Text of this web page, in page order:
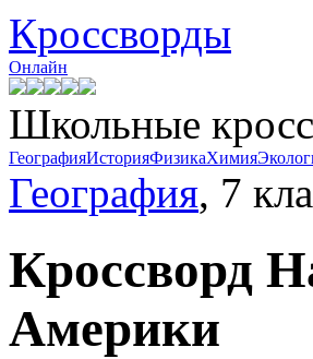
Кроссворды
Онлайн
Школьные
ГеографияИсторияФизикаХимия
География, 7
Кроссворд
Америки